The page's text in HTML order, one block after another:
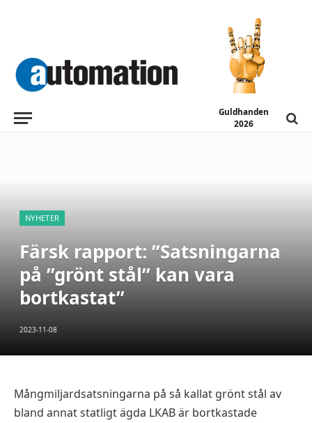
Guldhanden
2026
NYHETER
Färsk rapport: ”Satsningarna
på ”grönt stål” kan vara
bortkastat”
2023-11-08
Mångmiljardsatsningarna på så kallat grönt stål av
bland annat statligt ägda LKAB är bortkastade